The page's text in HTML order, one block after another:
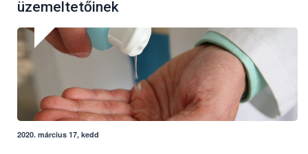
üzemeltetőinek
2020. március 17, kedd